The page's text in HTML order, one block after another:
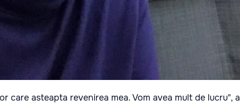
care asteapta revenirea mea. Vom avea mult de lucru", a